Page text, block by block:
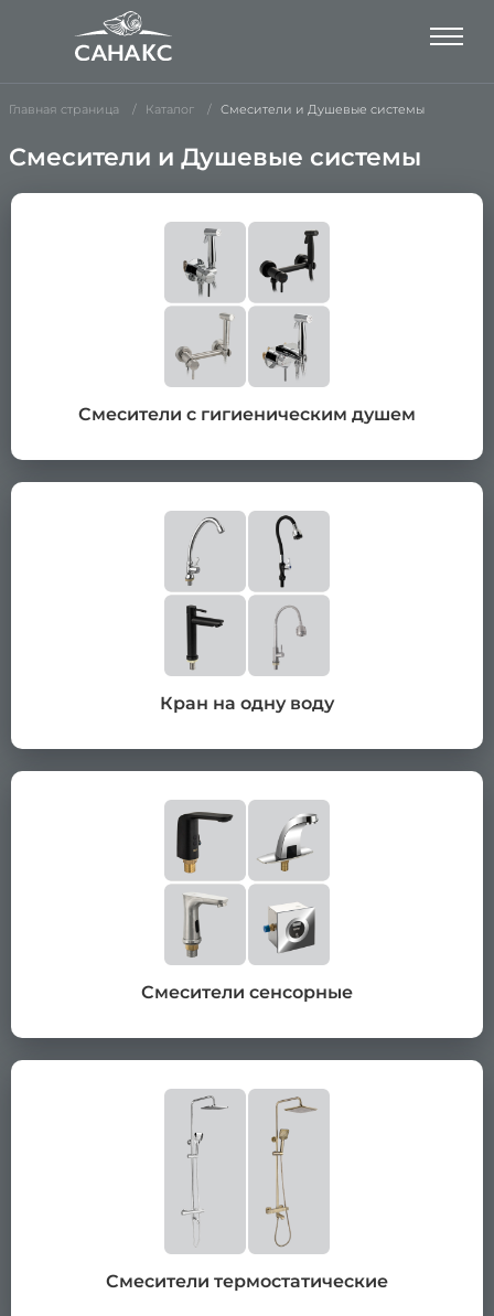
Главная страница Каталог Смесители и Душевые системы
Смесители и Душевые системы
Смесители с гигиеническим душем
Кран на одну воду
Смесители сенсорные
Смесители термостатические